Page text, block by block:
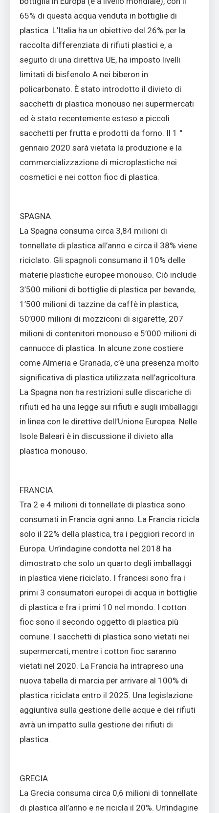
65% di questa acqua venduta in bottiglie di
plastica. L’Italia ha un obiettivo del 26% per la
raccolta differenziata di rifiuti plastici e, a
seguito di una direttiva UE, ha imposto livelli
limitati di bisfenolo A nei biberon in
policarbonato. È stato introdotto il divieto di
sacchetti di plastica monouso nei supermercati
ed è stato recentemente esteso a piccoli
sacchetti per frutta e prodotti da forno. Il 1 °
gennaio 2020 sarà vietata la produzione e la
commercializzazione di microplastiche nei
cosmetici e nei cotton fioc di plastica.
SPAGNA
La Spagna consuma circa 3,84 milioni di
tonnellate di plastica all’anno e circa il 38% viene
riciclato. Gli spagnoli consumano il 10% delle
materie plastiche europee monouso. Ciò include
3’500 milioni di bottiglie di plastica per bevande,
1’500 milioni di tazzine da caffè in plastica,
50’000 milioni di mozziconi di sigarette, 207
milioni di contenitori monouso e 5’000 milioni di
cannucce di plastica. In alcune zone costiere
come Almeria e Granada, c’è una presenza molto
significativa di plastica utilizzata nell’agricoltura.
La Spagna non ha restrizioni sulle discariche di
rifiuti ed ha una legge sui rifiuti e sugli imballaggi
in linea con le direttive dell’Unione Europea. Nelle
Isole Baleari è in discussione il divieto alla
plastica monouso.
FRANCIA
Tra 2 e 4 milioni di tonnellate di plastica sono
consumati in Francia ogni anno. La Francia ricicla
solo il 22% della plastica, tra i peggiori record in
Europa. Un’indagine condotta nel 2018 ha
dimostrato che solo un quarto degli imballaggi
in plastica viene riciclato. I francesi sono fra i
primi 3 consumatori europei di acqua in bottiglie
di plastica e fra i primi 10 nel mondo. I cotton
fioc sono il secondo oggetto di plastica più
comune. I sacchetti di plastica sono vietati nei
supermercati, mentre i cotton fioc saranno
vietati nel 2020. La Francia ha intrapreso una
nuova tabella di marcia per arrivare al 100% di
plastica riciclata entro il 2025. Una legislazione
aggiuntiva sulla gestione delle acque e dei rifiuti
avrà un impatto sulla gestione dei rifiuti di
plastica.
GRECIA
La Grecia consuma circa 0,6 milioni di tonnellate
di plastica all’anno e ne ricicla il 20%. Un’indagine